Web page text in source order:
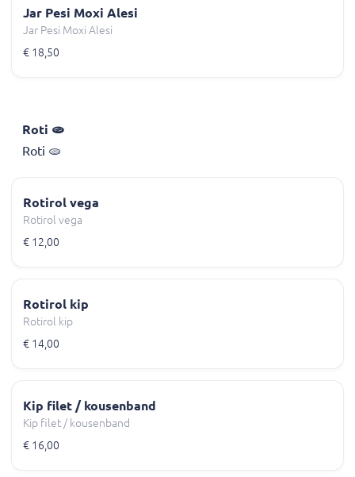
Jar Pesi Moxi Alesi
Jar Pesi Moxi Alesi
€ 18,50
Roti 🫓
Roti 🫓
Rotirol vega
Rotirol vega
€ 12,00
Rotirol kip
Rotirol kip
€ 14,00
Kip filet / kousenband
Kip filet / kousenband
€ 16,00